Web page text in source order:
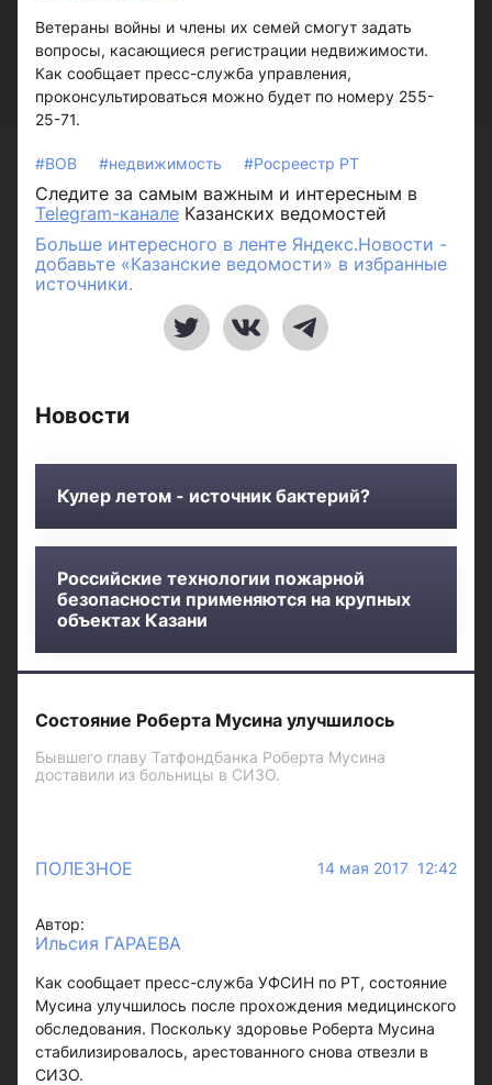
Ветераны войны и члены их семей смогут задать
вопросы, касающиеся регистрации недвижимости.
Как сообщает пресс-служба управления,
проконсультироваться можно будет по номеру 255-
25-71.
#ВОВ #недвижимость #Росреестр РТ
Следите за самым важным и интересным в
Telegram-канале Казанских ведомостей
Больше интересного в ленте Яндекс.Новости -
добавьте «Казанские ведомости» в избранные
источники.
Новости
Кулер летом - источник бактерий?
Российские технологии пожарной
безопасности применяются на крупных
объектах Казани
Состояние Роберта Мусина улучшилось
Бывшего главу Татфондбанка Роберта Мусина
доставили из больницы в СИЗО.
ПОЛЕЗНОЕ 14 мая 2017 12:42
Автор:
Ильсия ГАРАЕВА
Как сообщает пресс-служба УФСИН по РТ, состояние
Мусина улучшилось после прохождения медицинского
обследования. Поскольку здоровье Роберта Мусина
стабилизировалось, арестованного снова отвезли в
СИЗО.